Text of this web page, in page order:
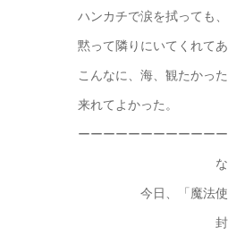
ハンカチで涙を拭っても、
黙って隣りにいてくれてあ
こんなに、海、観たかっ
来れてよかった。
ーーーーーーーーーーー
なつのい
今日、「魔法使いの
封を開けた